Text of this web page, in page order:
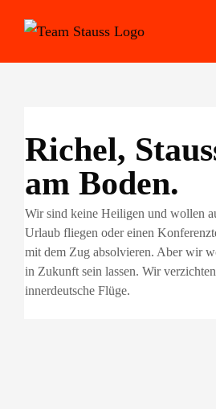
Inhalt
springen
Richel,
am Boden.
Wir sind keine Heiligen und wollen
Urlaub fliegen oder einen
mit dem Zug absolvieren. Aber wir
in Zukunft sein lassen. Wir
innerdeutsche Flüge.